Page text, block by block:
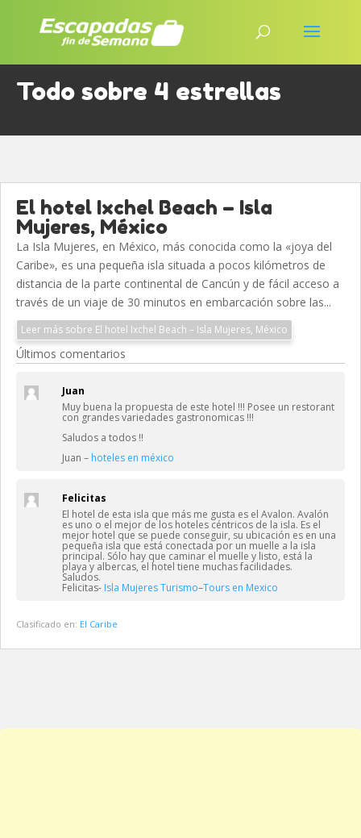
Todo sobre 4 estrellas
El hotel Ixchel Beach – Isla
Mujeres, México
La Isla Mujeres, en México, más conocida como la «joya del
Caribe», es una pequeña isla situada a pocos kilómetros de
distancia de la parte continental de Cancún y de fácil acceso a
través de un viaje de 30 minutos en embarcación sobre las...
Leer más sobre El hotel Ixchel Beach – Isla Mujeres, México
Últimos comentarios
Juan
Muy buena la propuesta de este hotel !!! Posee un restorant
con grandes variedades gastronomicas !!!
Saludos a todos !!
Juan – hoteles en méxico
Felicitas
El hotel de esta isla que más me gusta es el Avalon. Avalón
es uno o el mejor de los hoteles céntricos de la isla. Es el
mejor hotel que se puede conseguir, su ubicación es en una
pequeña isla que está conectada por un muelle a la isla
principal. Sólo hay que caminar el muelle y listo, está la
playa y albercas, el hotel tiene muchas facilidades.
Saludos.
Felicitas- Isla Mujeres Turismo–Tours en Mexico
Clasificado en: El Caribe